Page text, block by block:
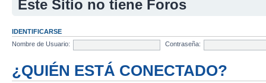
Este Sitio no tiene Foros
IDENTIFICARSE
Nombre de Usuario:
Contraseña:
¿QUIÉN ESTÁ CONECTADO?